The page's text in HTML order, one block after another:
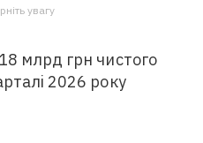
увагу
млрд грн чистого
2026 року